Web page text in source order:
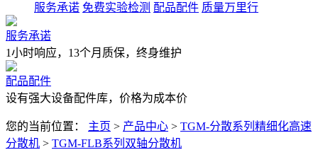
服务承诺 免费实验检测 配品配件 质量万里行
服务承诺
1小时响应，13个月质保，终身维护
配品配件
设有强大设备配件库，价格为成本价
您的当前位置： 主页 > 产品中心 > TGM-分散系列精细化高速
分散机 > TGM-FLB系列双轴分散机